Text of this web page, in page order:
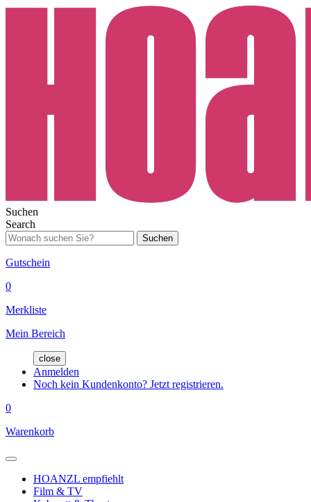
Suchen
Search
Suchen
Gutschein
0
Merkliste
Mein Bereich
close
Anmelden
Noch kein Kundenkonto? Jetzt registrieren.
0
Warenkorb
HOANZL empfiehlt
Film & TV